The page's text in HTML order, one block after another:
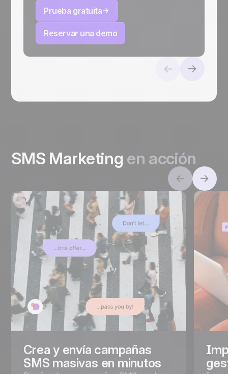
Prueba gratuita
Reservar una demo
SMS Marketing en acción
Crea y envía campañas
SMS masivas en minutos